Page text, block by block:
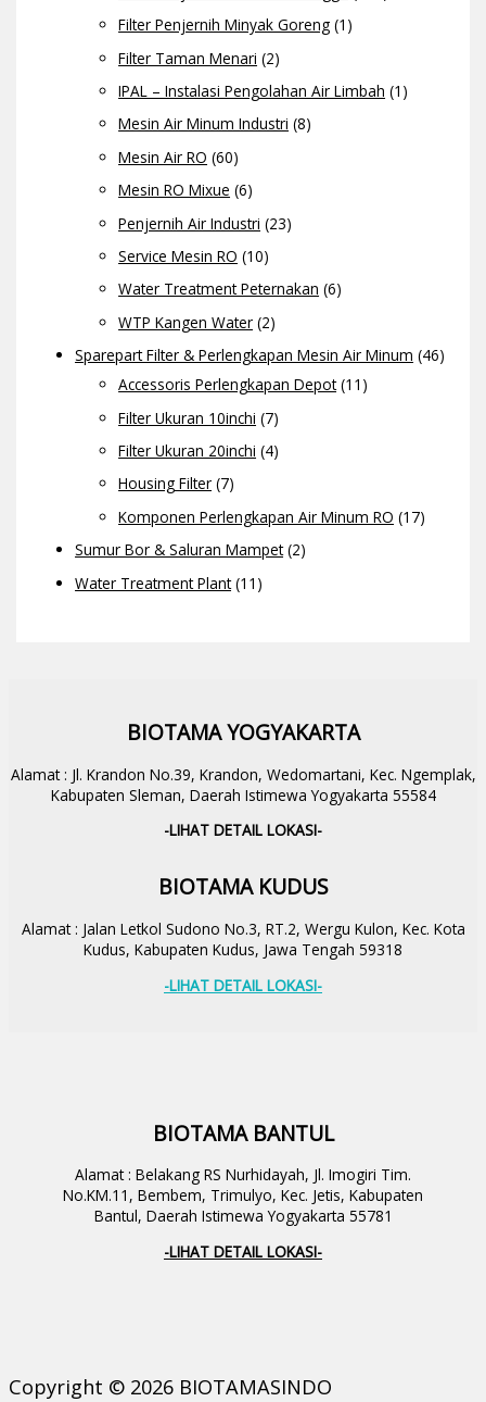
Filter Penjernih Minyak Goreng (1)
Filter Taman Menari (2)
IPAL – Instalasi Pengolahan Air Limbah (1)
Mesin Air Minum Industri (8)
Mesin Air RO (60)
Mesin RO Mixue (6)
Penjernih Air Industri (23)
Service Mesin RO (10)
Water Treatment Peternakan (6)
WTP Kangen Water (2)
Sparepart Filter & Perlengkapan Mesin Air Minum (46)
Accessoris Perlengkapan Depot(11)
Filter Ukuran 10inchi (7)
Filter Ukuran 20inchi (4)
Housing Filter (7)
Komponen Perlengkapan Air Minum RO (17)
Sumur Bor & Saluran Mampet(2)
Water Treatment Plant(11)
BIOTAMA YOGYAKARTA
Alamat : Jl. Krandon No.39, Krandon, Wedomartani, Kec. Ngemplak,
Kabupaten Sleman, Daerah Istimewa Yogyakarta 55584
-LIHAT DETAIL LOKASI-
BIOTAMA KUDUS
Alamat : Jalan Letkol Sudono No.3, RT.2, Wergu Kulon, Kec. Kota
Kudus, Kabupaten Kudus, Jawa Tengah 59318
-LIHAT DETAIL LOKASI-
BIOTAMA BANTUL
Alamat : Belakang RS Nurhidayah, Jl. Imogiri Tim.
No.KM.11, Bembem, Trimulyo, Kec. Jetis, Kabupaten
Bantul, Daerah Istimewa Yogyakarta 55781
-LIHAT DETAIL LOKASI-
Copyright © 2026 BIOTAMASINDO